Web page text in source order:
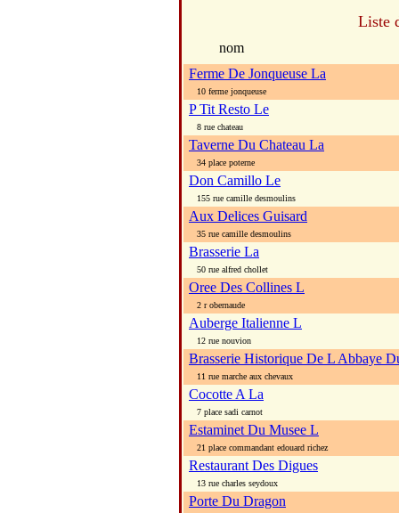
Liste
nom
Ferme De Jonqueuse La
10 ferme jonqueuse
P Tit Resto Le
8 rue chateau
Taverne Du Chateau La
34 place poterne
Don Camillo Le
155 rue camille desmoulins
Aux Delices Guisard
35 rue camille desmoulins
Brasserie La
50 rue alfred chollet
Oree Des Collines L
2 r obernaude
Auberge Italienne L
12 rue nouvion
Brasserie Historique De L Abbaye
11 rue marche aux chevaux
Cocotte A La
7 place sadi carnot
Estaminet Du Musee L
21 place commandant edouard richez
Restaurant Des Digues
13 rue charles seydoux
Porte Du Dragon